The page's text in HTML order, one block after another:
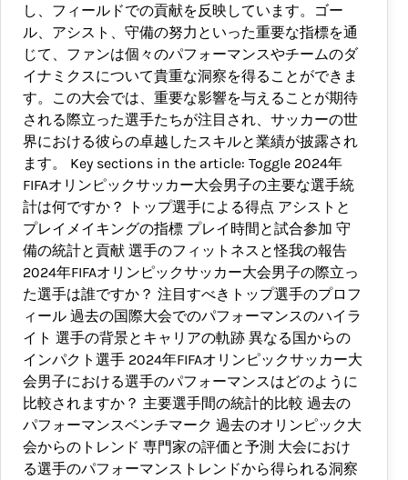
し、フィールドでの貢献を反映しています。ゴー
ル、アシスト、守備の努力といった重要な指標を通
じて、ファンは個々のパフォーマンスやチームのダ
イナミクスについて貴重な洞察を得ることができま
す。この大会では、重要な影響を与えることが期待
される際立った選手たちが注目され、サッカーの世
界における彼らの卓越したスキルと業績が披露され
ます。 Key sections in the article: Toggle 2024年
FIFAオリンピックサッカー大会男子の主要な選手統
計は何ですか？ トップ選手による得点 アシストと
プレイメイキングの指標 プレイ時間と試合参加 守
備の統計と貢献 選手のフィットネスと怪我の報告
2024年FIFAオリンピックサッカー大会男子の際立っ
た選手は誰ですか？ 注目すべきトップ選手のプロフ
ィール 過去の国際大会でのパフォーマンスのハイラ
イト 選手の背景とキャリアの軌跡 異なる国からの
インパクト選手 2024年FIFAオリンピックサッカー大
会男子における選手のパフォーマンスはどのように
比較されますか？ 主要選手間の統計的比較 過去の
パフォーマンスベンチマーク 過去のオリンピック大
会からのトレンド 専門家の評価と予測 大会におけ
る選手のパフォーマンストレンドから得られる洞察